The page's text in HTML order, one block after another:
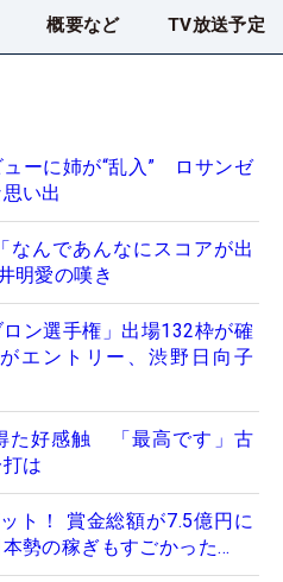
概要など TV放送予定
ーに姉が“乱入” ロサンゼ
い出
なんであんなにスコアが出
明愛の嘆き
ン選手権」出場132枠が確
エントリー、渋野日向子
た好感触 「最高です」古
は
ト！ 賞金総額が7.5億円に
勢の稼ぎもすごかった…